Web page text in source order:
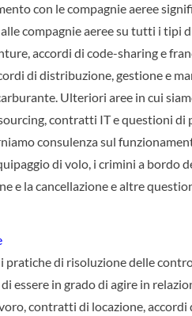
con le compagnie aeree
compagnie aeree su tutti i tipi
accordi di code-sharing e
di distribuzione, gestione e
Ulteriori aree in cui
contratti IT e questioni
consulenza sul
di volo, i crimini a bordo
e la cancellazione e altre
pratiche di risoluzione delle
essere in grado di agire in
contratti di locazione,